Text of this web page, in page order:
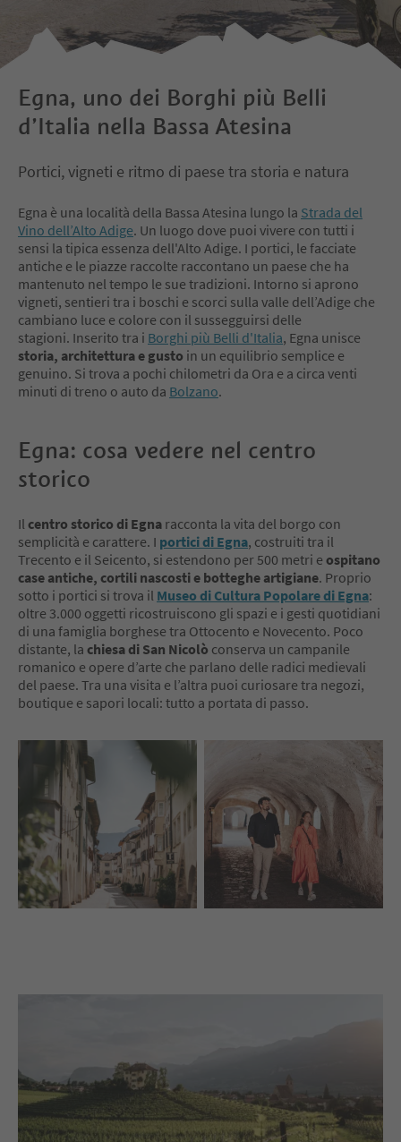
Egna, uno dei Borghi più Belli
d’Italia nella Bassa Atesina
Portici, vigneti e ritmo di paese tra storia e natura
Egna è una località della Bassa Atesina lungo la Strada del
Vino dell’Alto Adige. Un luogo dove puoi vivere con tutti i
sensi la tipica essenza dell'Alto Adige. I portici, le facciate
antiche e le piazze raccolte raccontano un paese che ha
mantenuto nel tempo le sue tradizioni. Intorno si aprono
vigneti, sentieri tra i boschi e scorci sulla valle dell’Adige che
cambiano luce e colore con il sussegguirsi delle
stagioni. Inserito tra i Borghi più Belli d'Italia, Egna unisce
storia, architettura e gusto in un equilibrio semplice e
genuino. Si trova a pochi chilometri da Ora e a circa venti
minuti di treno o auto da Bolzano.
Egna: cosa vedere nel centro
storico
Il centro storico di Egna racconta la vita del borgo con
semplicità e carattere. I portici di Egna, costruiti tra il
Trecento e il Seicento, si estendono per 500 metri e ospitano
case antiche, cortili nascosti e botteghe artigiane. Proprio
sotto i portici si trova il Museo di Cultura Popolare di Egna:
oltre 3.000 oggetti ricostruiscono gli spazi e i gesti quotidiani
di una famiglia borghese tra Ottocento e Novecento. Poco
distante, la chiesa di San Nicolò conserva un campanile
romanico e opere d’arte che parlano delle radici medievali
del paese. Tra una visita e l’altra puoi curiosare tra negozi,
boutique e sapori locali: tutto a portata di passo.